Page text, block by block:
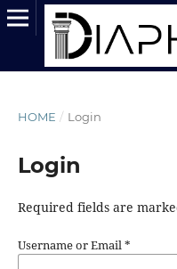
HOME / Login
Login
Required fields are
Username or Email*